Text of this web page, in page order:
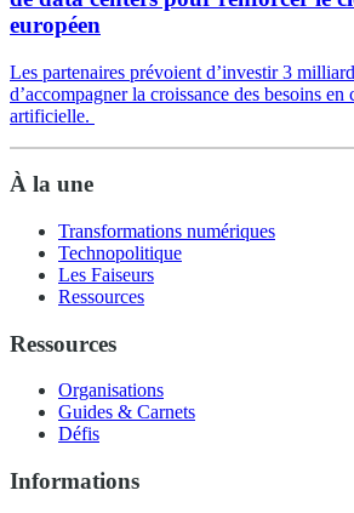
européen
Les partenaires prévoient d’investir 3
d’accompagner la croissance des besoins
artificielle.
À la une
Transformations numériques
Technopolitique
Les Faiseurs
Ressources
Ressources
Organisations
Guides & Carnets
Défis
Informations